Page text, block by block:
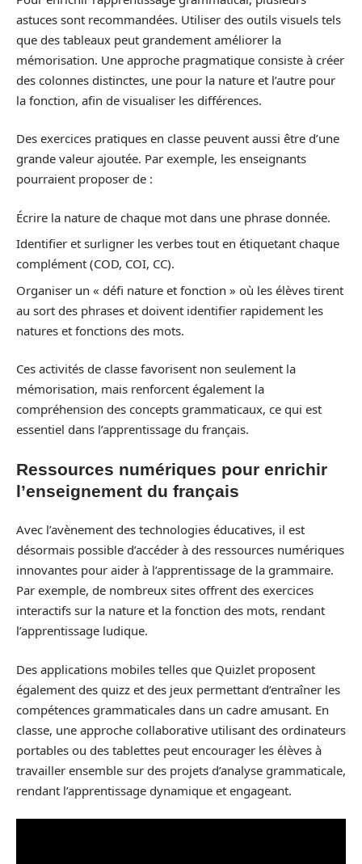
astuces sont recommandées. Utiliser des outils visuels tels
que des tableaux peut grandement améliorer la
mémorisation. Une approche pragmatique consiste à créer
des colonnes distinctes, une pour la nature et l’autre pour
la fonction, afin de visualiser les différences.
Des exercices pratiques en classe peuvent aussi être d’une
grande valeur ajoutée. Par exemple, les enseignants
pourraient proposer de :
Écrire la nature de chaque mot dans une phrase donnée.
Identifier et surligner les verbes tout en étiquetant chaque
complément (COD, COI, CC).
Organiser un « défi nature et fonction » où les élèves tirent
au sort des phrases et doivent identifier rapidement les
natures et fonctions des mots.
Ces activités de classe favorisent non seulement la
mémorisation, mais renforcent également la
compréhension des concepts grammaticaux, ce qui est
essentiel dans l’apprentissage du français.
Ressources numériques pour enrichir
l’enseignement du français
Avec l’avènement des technologies éducatives, il est
désormais possible d’accéder à des ressources numériques
innovantes pour aider à l’apprentissage de la grammaire.
Par exemple, de nombreux sites offrent des exercices
interactifs sur la nature et la fonction des mots, rendant
l’apprentissage ludique.
Des applications mobiles telles que Quizlet proposent
également des quizz et des jeux permettant d’entraîner les
compétences grammaticales dans un cadre amusant. En
classe, une approche collaborative utilisant des ordinateurs
portables ou des tablettes peut encourager les élèves à
travailler ensemble sur des projets d’analyse grammaticale,
rendant l’apprentissage dynamique et engageant.